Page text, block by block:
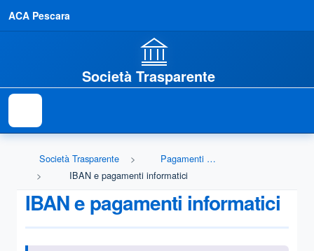
ACA Pescara
Società Trasparente
Società Trasparente
Pagamenti dell'amministrazione
IBAN e pagamenti informatici
IBAN e pagamenti informatici